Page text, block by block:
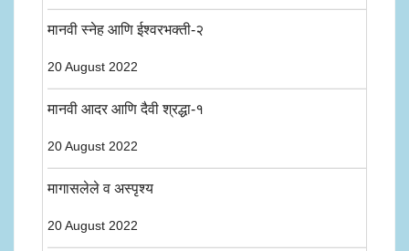
मानवी स्नेह आणि ईश्वरभक्ती-२
20 August 2022
मानवी आदर आणि दैवी श्रद्धा-१
20 August 2022
मागासलेले व अस्पृश्य
20 August 2022